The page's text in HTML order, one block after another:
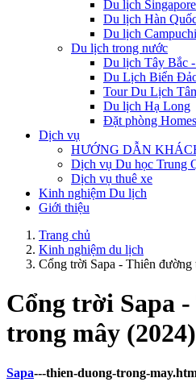
Du lịch
Du lịch Hàn
Du lịch
Du lịch trong nước
Du lịch Tây Bắc
Du Lịch Biển
Tour Du Lịch
Du lịch Hạ Long
Đặt phòng
Dịch vụ
HƯỚNG DẪN
Dịch vụ Du học Trung
Dịch vụ thuê xe
Kinh nghiệm Du lịch
Giới thiệu
Trang chủ
Kinh nghiệm du lịch
Cổng trời Sapa - Thiên
Cổng trời Sapa
trong mây (2024)
Sapa---thien-duong-trong-